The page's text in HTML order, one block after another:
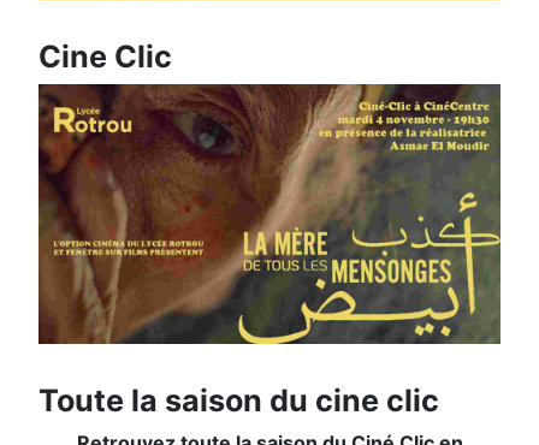
Cine Clic
Toute la saison du cine clic